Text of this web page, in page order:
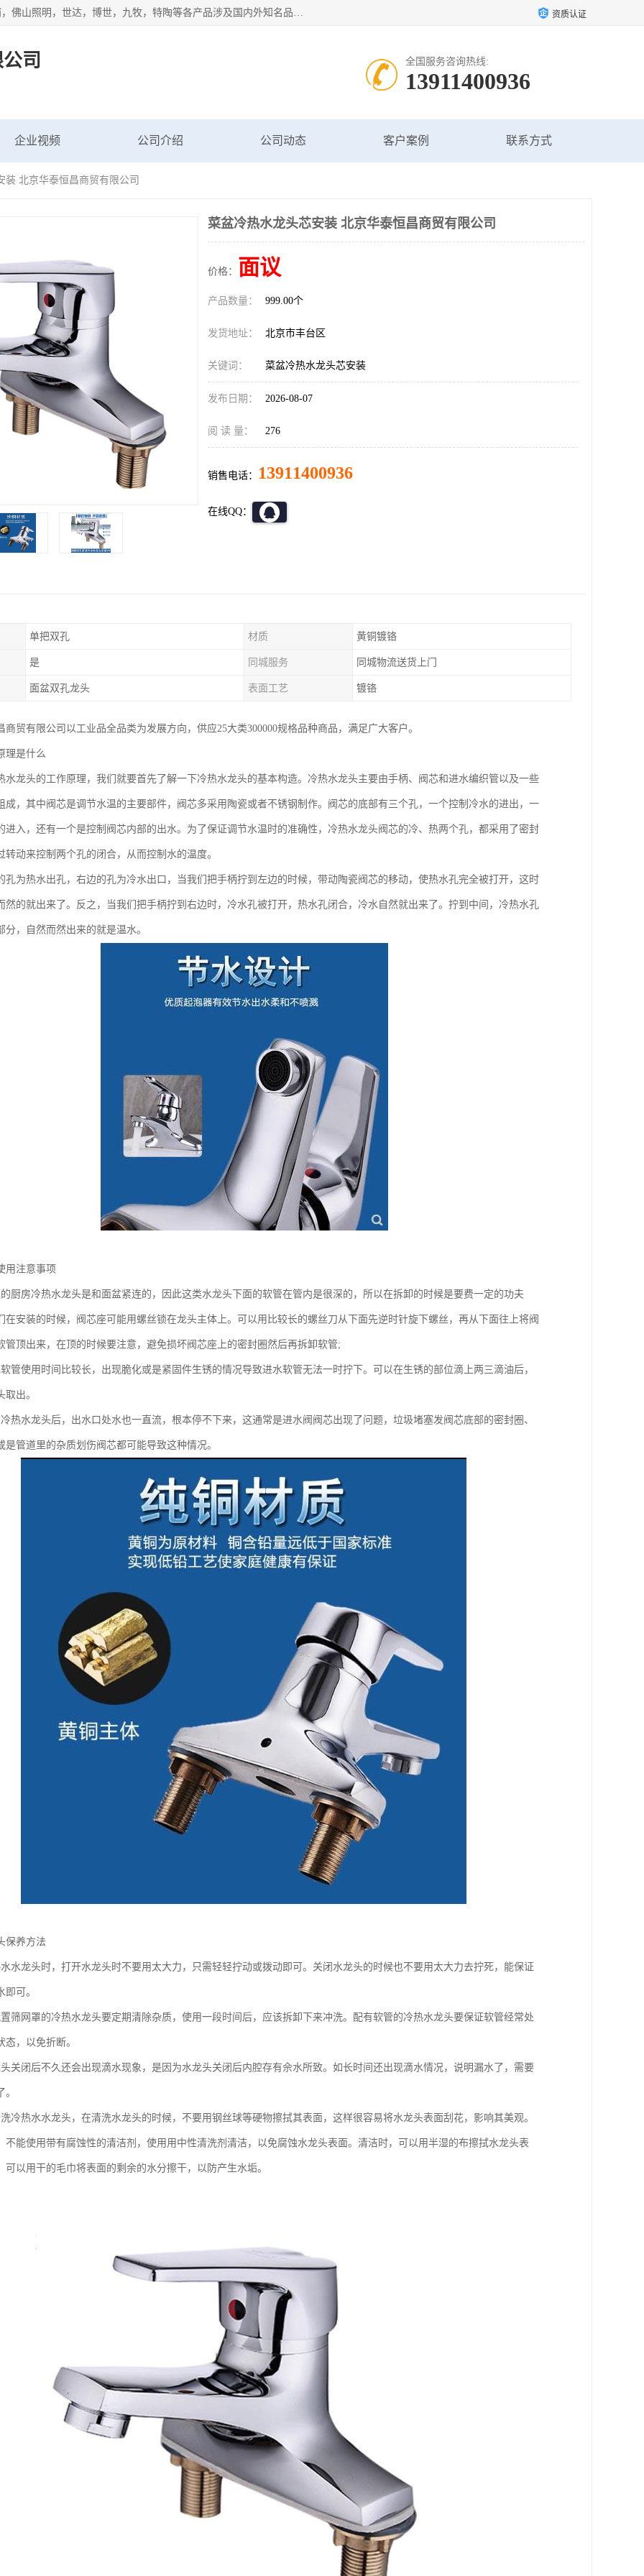
专业配送水暖器材、光源灯具、五金交电等维修物资，飞利浦，佛山照明，世达，博世，九牧，特陶等各产品涉及国内外知名品牌。公司专注与物业、学校、酒店、工厂等单位合作，提供一站式配送服务，降低客户综合成本。依托电子商务改变传统模式，以专业的团队为客户提供24H物资配送到达，货到月结、统一开票，便捷退换等服务，提高了企业的运营效率。 资质认证
司 全国服务咨询热线:
13911400936
企业视频 公司介绍 公司动态 客户案例 联系方式
装 北京华泰恒昌商贸有限公司
菜盆冷热水龙头芯安装 北京华泰恒昌商贸有限公司
价格： 面议
产品数量： 999.00个
发货地址： 北京市丰台区
关键词： 菜盆冷热水龙头芯安装
发布日期： 2026-08-07
阅 读 量： 276
销售电话： 13911400936
在线QQ：
单把双孔 材质 黄铜镀铬
是 同城服务 同城物流送货上门
面盆双孔龙头 表面工艺 镀铬
商贸有限公司以工业品全品类为发展方向，供应25大类300000规格品种商品，满足广大客户。
理是什么
水龙头的工作原理，我们就要首先了解一下冷热水龙头的基本构造。冷热水龙头主要由手柄、阀芯和进水编织管以及一些
成，其中阀芯是调节水温的主要部件，阀芯多采用陶瓷或者不锈钢制作。阀芯的底部有三个孔，一个控制冷水的进出，一
进入，还有一个是控制阀芯内部的出水。为了保证调节水温时的准确性，冷热水龙头阀芯的冷、热两个孔，都采用了密封
转动来控制两个孔的闭合，从而控制水的温度。
孔为热水出孔，右边的孔为冷水出口，当我们把手柄拧到左边的时候，带动陶瓷阀芯的移动，使热水孔完全被打开，这时
然的就出来了。反之，当我们把手柄拧到右边时，冷水孔被打开，热水孔闭合，冷水自然就出来了。拧到中间，冷热水孔
分，自然而然出来的就是温水。
用注意事项
厨房冷热水龙头是和面盆紧连的，因此这类水龙头下面的软管在管内是很深的，所以在拆卸的时候是要费一定的功夫
在安装的时候，阀芯座可能用螺丝锁在龙头主体上。可以用比较长的螺丝刀从下面先逆时针旋下螺丝，再从下面往上将阀
管顶出来，在顶的时候要注意，避免损坏阀芯座上的密封圈然后再拆卸软管;
管使用时间比较长，出现脆化或是紧固件生锈的情况导致进水软管无法一时拧下。可以在生锈的部位滴上两三滴油后，
取出。
热水龙头后，出水口处水也一直流，根本停不下来，这通常是进水阀阀芯出现了问题，垃圾堵塞发阀芯底部的密封圈、
是管道里的杂质划伤阀芯都可能导致这种情况。
保养方法
水龙头时，打开水龙头时不要用太大力，只需轻轻拧动或拨动即可。关闭水龙头的时候也不要用太大力去拧死，能保证
即可。
筛网罩的冷热水龙头要定期清除杂质，使用一段时间后，应该拆卸下来冲洗。配有软管的冷热水龙头要保证软管经常处
态，以免折断。
关闭后不久还会出现滴水现象，是因为水龙头关闭后内腔存有佘水所致。如长时间还出现滴水情况，说明漏水了，需要
冷热水水龙头，在清洗水龙头的时候，不要用钢丝球等硬物擦拭其表面，这样很容易将水龙头表面刮花，影响其美观。
不能使用带有腐蚀性的清洁剂，使用用中性清洗剂清洁，以免腐蚀水龙头表面。清洁时，可以用半湿的布擦拭水龙头表
可以用干的毛巾将表面的剩余的水分擦干，以防产生水垢。